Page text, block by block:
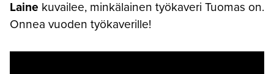
Laine kuvailee, minkälainen työkaveri Tuomas on.
Onnea vuoden työkaverille!